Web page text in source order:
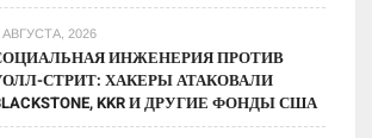
АВГУСТА, 2026
ИНЖЕНЕРИЯ ПРОТИВ
СТРИТ: ХАКЕРЫ АТАКОВАЛИ
KKR И ДРУГИЕ ФОНДЫ США